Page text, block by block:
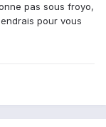
pas sous froyo,
pour vous